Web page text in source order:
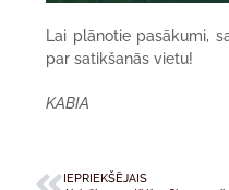
Lai plānotie pasākumi,
par satikšanās vietu!
KABIA
IEPRIEKŠĒJAIS